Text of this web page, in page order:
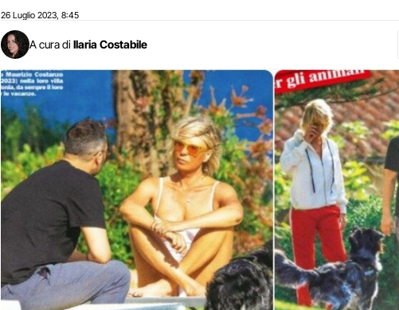
26 Luglio 2023 8:45
A cura di Ilaria Costabile